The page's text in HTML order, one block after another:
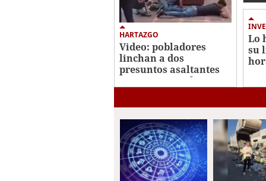
HARTAZGO
Video: pobladores
linchan a dos
presuntos asaltantes
en Comayagüela
Lo
su